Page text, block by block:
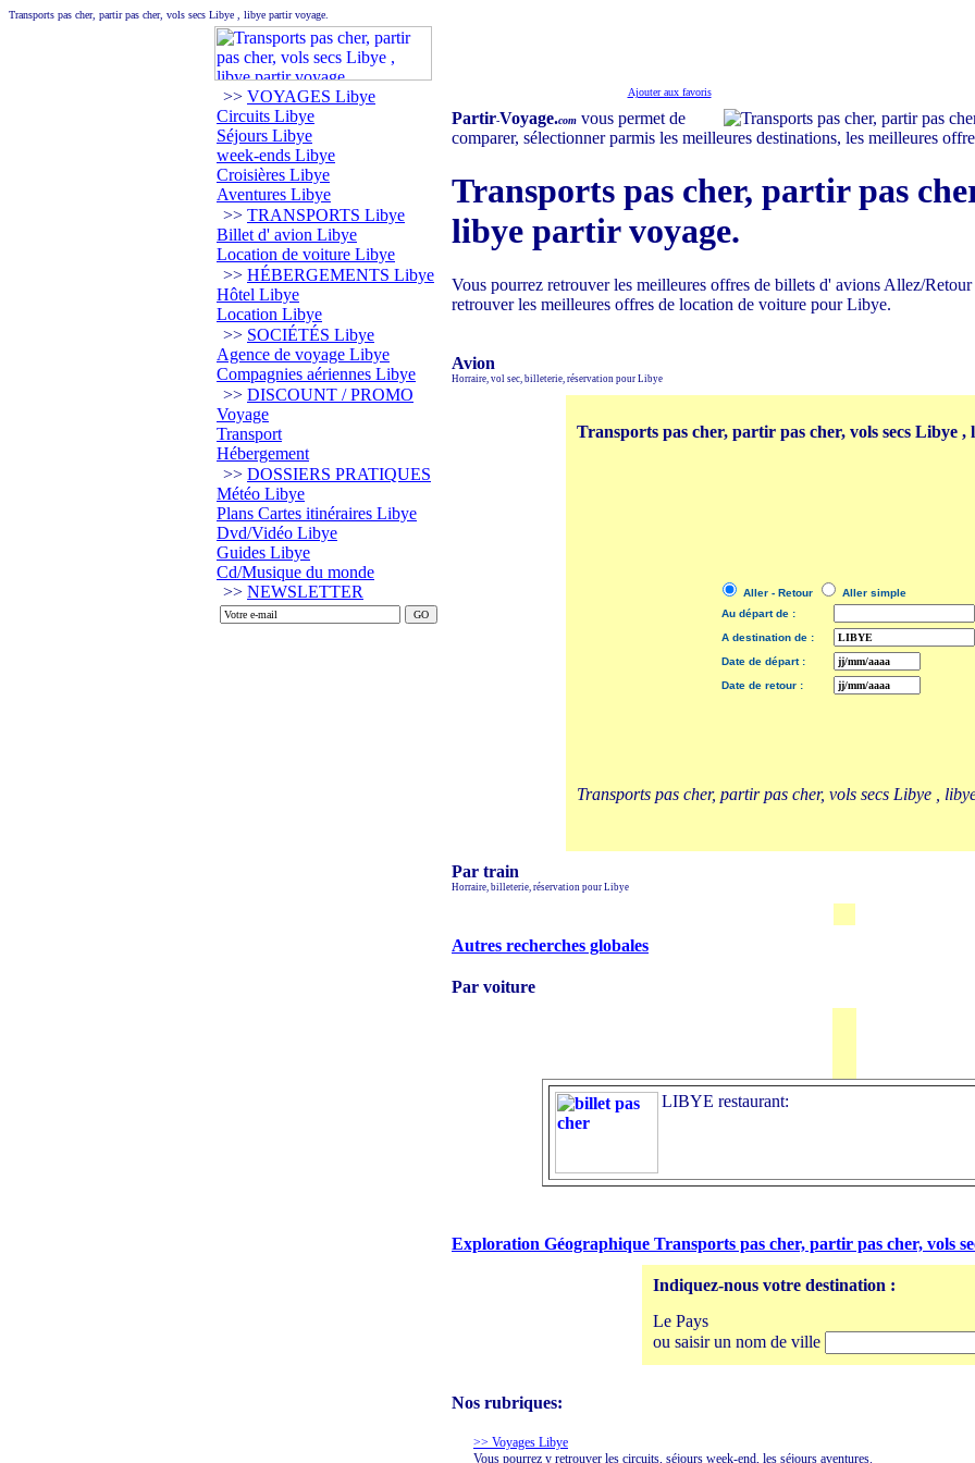
Transports pas cher, partir pas cher, vols secs Libye , libye partir voyage.
>> VOYAGES Libye
Circuits Libye
Séjours Libye
week-ends Libye
Croisières Libye
Aventures Libye
>> TRANSPORTS Libye
Billet d' avion Libye
Location de voiture Libye
>> HÉBERGEMENTS Libye
Hôtel Libye
Location Libye
>> SOCIÉTÉS Libye
Agence de voyage Libye
Compagnies aériennes Libye
>> DISCOUNT / PROMO
Voyage
Transport
Hébergement
>> DOSSIERS PRATIQUES
Météo Libye
Plans Cartes itinéraires Libye
Dvd/Vidéo Libye
Guides Libye
Cd/Musique du monde
>> NEWSLETTER
Ajouter aux favoris
Partir-Voyage.com vous permet de
comparer, sélectionner parmis les meilleures destinations, les meilleures
Transports pas cher, partir pas
libye partir voyage.
Vous pourrez retrouver les meilleures offres de billets d' avions Allez/
retrouver les meilleures offres de location de voiture pour Libye.
Avion
Horraire, vol sec, billeterie, réservation pour Libye
Transports pas cher, partir pas cher, vols secs Libye
Aller - Retour
Aller simple
Au départ de :
A destination de :
Date de départ :
Date de retour :
Transports pas cher, partir pas cher, vols secs Libye ,
Par train
Horraire, billeterie, réservation pour Libye
Autres recherches globales
Par voiture
LIBYE restaurant:
Exploration Géographique Transports pas cher, partir pas cher, vols
Indiquez-nous votre destination :
Le Pays
ou saisir un nom de ville
Nos rubriques:
>> Voyages Libye
Vous pourrez y retrouver les circuits, séjours week-end, les séjours aventures.